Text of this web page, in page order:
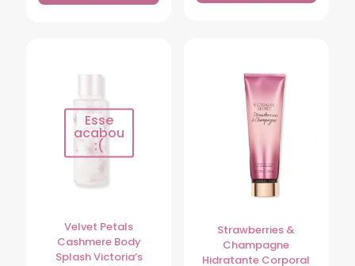
Esse
acabou
:(
Velvet Petals
Cashmere Body
Splash Victoria’s
Strawberries &
Champagne
Hidratante Corporal